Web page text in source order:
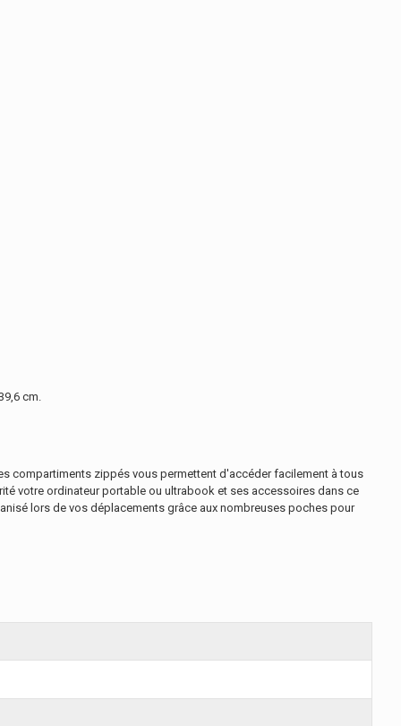
cm.
compartiments zippés vous permettent d'accéder facilement à tous
votre ordinateur portable ou ultrabook et ses accessoires dans ce
lors de vos déplacements grâce aux nombreuses poches pour